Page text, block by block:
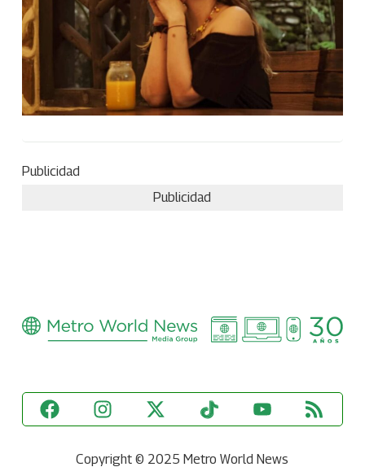
Publicidad
Publicidad
Copyright © 2025 Metro World News